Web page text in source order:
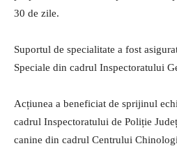
30 de zile.
Suportul de specialitate a fost
Speciale din cadrul Inspectoratului
Acțiunea a beneficiat de sprijinul
cadrul Inspectoratului de Poliție
canine din cadrul Centrului